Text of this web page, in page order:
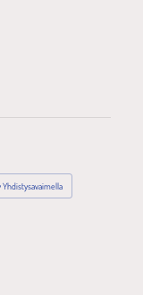
Yhdistysavaimella